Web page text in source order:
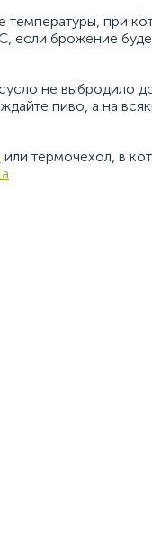
температуры, при
если брожение
не выбродило
пиво, а на
или термочехол, в
.